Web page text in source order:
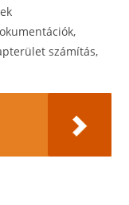
számítás,